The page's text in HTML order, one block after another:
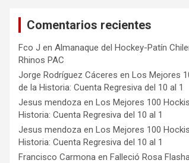
Comentarios recientes
Fco J enAlmanaque del Hockey-Patín
Rhinos PAC
Jorge Rodríguez Cáceres enLos Mejores
de la Historia: Cuenta Regresiva del 10 al 1
Jesus mendoza enLos Mejores 100
Historia: Cuenta Regresiva del 10 al 1
Jesus mendoza enLos Mejores 100
Historia: Cuenta Regresiva del 10 al 1
Francisco Carmona enFalleció Rosa